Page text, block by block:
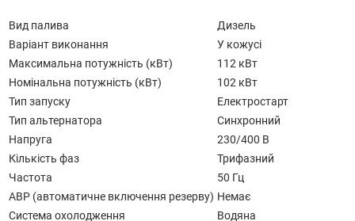
Вид палива
Дизель
Варіант виконання
У кожусі
Максимальна потужність (кВт)
112 кВт
Номінальна потужність (кВт)
102 кВт
Тип запуску
Електростарт
Тип альтернатора
Синхронний
Напруга
230/400 В
Кількість фаз
Трифазний
Частота
50 Гц
АВР (автоматичне включення резерву) Немає
Система охолодження
Водяна